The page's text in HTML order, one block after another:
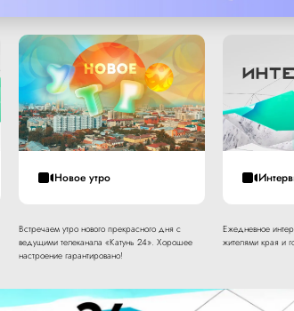
Новое утро
Встречаем утро нового прекрасного дня с
ведущими телеканала «Катунь 24». Хорошее
настроение гарантировано!
Ежедневное
жителями края и